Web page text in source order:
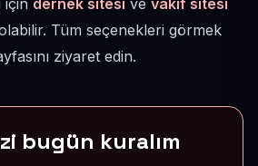
Tüm seçenekleri görmek
ziyaret edin.
bugün kuralım